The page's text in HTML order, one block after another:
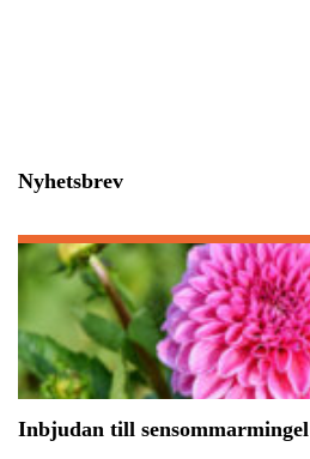
Nyhetsbrev
Inbjudan till sensommarmingel